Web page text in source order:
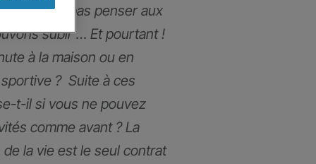
n’aimons pas penser aux
subir … Et pourtant !
à la maison ou en
? Suite à ces
t-il si vous ne pouvez
comme avant ? La
la vie est le seul contrat